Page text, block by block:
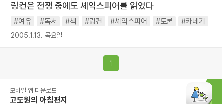
링컨은 전쟁 중에도 셰익스피어를 읽었다
#여유 #독서 #책 #링컨 #셰익스피어 #토론 #카네기
2005.1.13. 목요일
1
모바일 앱 다운로드
고도원의 아침편지